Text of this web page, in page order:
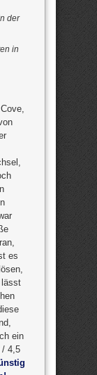
der
in
es
lässt
ein
/ 4,5